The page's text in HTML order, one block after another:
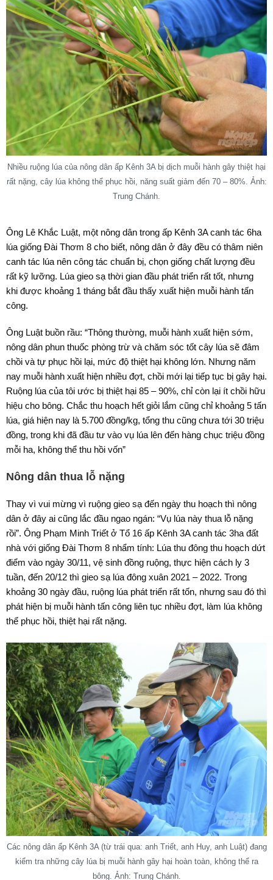
Nhiều ruộng lúa của nông dân ấp Kênh 3A bị dịch muỗi hành gây thiệt hại
rất nặng, cây lúa không thể phục hồi, năng suất giảm đến 70 – 80%. Ảnh:
Trung Chánh.
Ông Lê Khắc Luật, một nông dân trong ấp Kênh 3A canh tác 6ha
lúa giống Đài Thơm 8 cho biết, nông dân ở đây đều có thâm niên
canh tác lúa nên công tác chuẩn bị, chọn giống chất lượng đều
rất kỹ lưỡng. Lúa gieo sạ thời gian đầu phát triển rất tốt, nhưng
khi được khoảng 1 tháng bắt đầu thấy xuất hiện muỗi hành tấn
công.
Ông Luật buồn rầu: “Thông thường, muỗi hành xuất hiện sớm,
nông dân phun thuốc phòng trừ và chăm sóc tốt cây lúa sẽ đâm
chồi và tự phục hồi lại, mức độ thiệt hại không lớn. Nhưng năm
nay muỗi hành xuất hiện nhiều đợt, chồi mới lại tiếp tục bị gây hại.
Ruộng lúa của tôi ước bị thiệt hại 85 – 90%, chỉ còn lại ít chồi hữu
hiệu cho bông. Chắc thu hoạch hết giỏi lắm cũng chỉ khoảng 5 tấn
lúa, giá hiện nay là 5.700 đồng/kg, tổng thu cũng chưa tới 30 triệu
đồng, trong khi đã đầu tư vào vụ lúa lên đến hàng chục triệu đồng
mỗi ha, không thể thu hồi vốn”
Nông dân thua lỗ nặng
Thay vì vui mừng vì ruộng gieo sạ đến ngày thu hoạch thì nông
dân ở đây ai cũng lắc đầu ngao ngán: “Vụ lúa này thua lỗ nặng
rồi”. Ông Phạm Minh Triết ở Tổ 16 ấp Kênh 3A canh tác 3ha đất
nhà với giống Đài Thơm 8 nhẩm tính: Lúa thu đông thu hoạch dứt
điểm vào ngày 30/11, vệ sinh đồng ruộng, thực hiện cách ly 3
tuần, đến 20/12 thì gieo sạ lúa đông xuân 2021 – 2022. Trong
khoảng 30 ngày đầu, ruộng lúa phát triển rất tốn, nhưng sau đó thì
phát hiện bị muỗi hành tấn công liên tục nhiều đợt, làm lúa không
thể phục hồi, thiệt hại rất nặng.
Các nông dân ấp Kênh 3A (từ trái qua: anh Triết, anh Huy, anh Luật) đang
kiểm tra những cây lúa bị muỗi hành gây hại hoàn toàn, không thể ra
bông. Ảnh: Trung Chánh.